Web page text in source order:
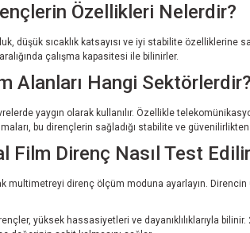
Özellikleri Nelerdir?
düşük sıcaklık katsayısı ve iyi stabilite
çalışma kapasitesi ile bilinirler.
Alanları Hangi Sektörlerdir?
yaygın olarak kullanılır. Özellikle
bu dirençlerin sağladığı stabilite ve güvenilirlikten
Film Direnç Nasıl Test
direnç ölçüm moduna ayarlayın.
yüksek hassasiyetleri ve dayanıklılıklarıyla